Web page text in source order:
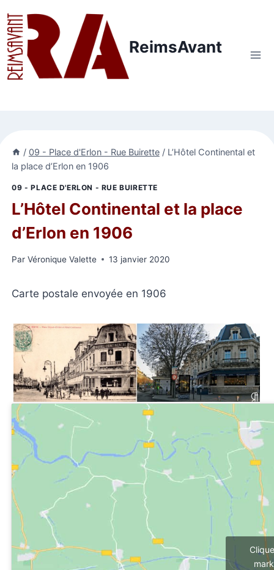
au
contenu
ReimsAvant
/ 09 - Place d'Erlon - Rue Buirette / L’Hôtel Continental et
la place d’Erlon en 1906
09 - PLACE D'ERLON - RUE BUIRETTE
L’Hôtel Continental et la place
d’Erlon en 1906
Par Véronique Valette 13 janvier 2020
Carte postale envoyée en 1906